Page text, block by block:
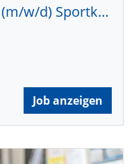
Pädagogische Fachkraft (m/w/d) Sportkita Freiberg
Job anzeigen